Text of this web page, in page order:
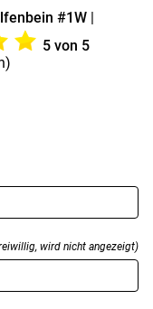
#1W
5von 5
wird nicht angezeigt)